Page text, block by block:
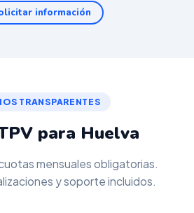
información
TRANSPARENTES
para Huelva
mensuales obligatorias.
y soporte incluidos.